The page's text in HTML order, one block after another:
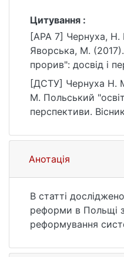
Цитування :
[APA 7] Чернуха, Н.
Яворська, М.
прорив": досвід і
Київського
імені Тараса
(2), 41–44. https://
7786.2017/2-2/11
[ДСТУ] Чернуха Н.
М. Польський
перспективи.
Шевченка.
41—44. DOI:
(дата звернення:
Анотація
В статті
реформи в Польщі
реформування
своєрідні риси